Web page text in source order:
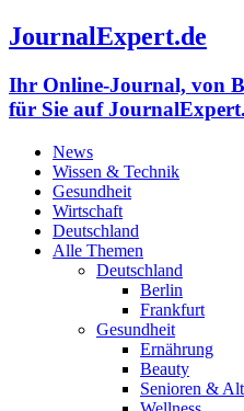
JournalExpert.de
Ihr Online-Journal, von
für Sie auf
News
Wissen & Technik
Gesundheit
Wirtschaft
Deutschland
Alle Themen
Deutschland
Berlin
Frankfurt
Gesundheit
Ernährung
Beauty
Senioren &